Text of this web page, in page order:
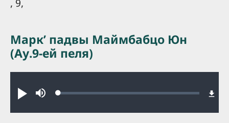
, 9,
Play MuteLoaded:
Маркʼ падвы Маймбабцо Юн
(Ау.9-ей пеля)